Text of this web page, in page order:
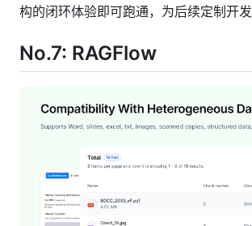
构的闭环体验即可跑通，为后续定制开发
No.7: RAGFlow